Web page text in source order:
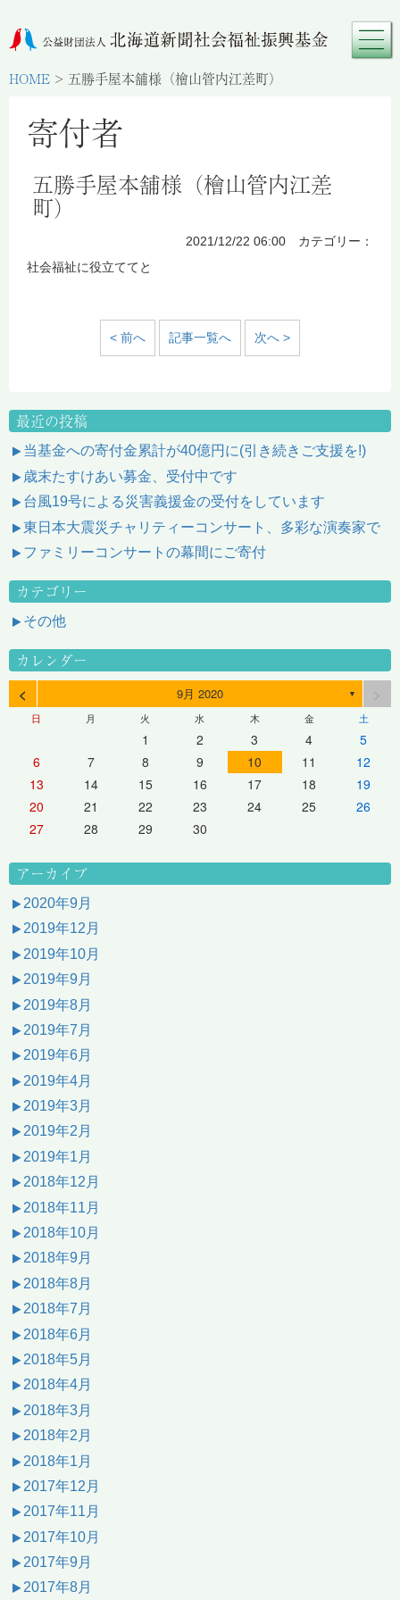
HOME > 五勝手屋本舗様（檜山管内江差町）
寄付者
五勝手屋本舗様（檜山管内江差
町）
2021/12/22 06:00 カテゴリー：
社会福祉に役立ててと
< 前へ 記事一覧へ 次へ >
最近の投稿
当基金への寄付金累計が40億円に(引き続きご支援を!)
歳末たすけあい募金、受付中です
台風19号による災害義援金の受付をしています
東日本大震災チャリティーコンサート、多彩な演奏家で
ファミリーコンサートの幕間にご寄付
カテゴリー
その他
カレンダー
< 9月 2020 ▼
日 月 火 水 木 金 土
1 2 3 4
5
6
7 8 9 10 11
12
13
14 15 16 17 18
19
20
21 22 23 24 25
26
27
28 29 30
アーカイブ
2020年9月
2019年12月
2019年10月
2019年9月
2019年8月
2019年7月
2019年6月
2019年4月
2019年3月
2019年2月
2019年1月
2018年12月
2018年11月
2018年10月
2018年9月
2018年8月
2018年7月
2018年6月
2018年5月
2018年4月
2018年3月
2018年2月
2018年1月
2017年12月
2017年11月
2017年10月
2017年9月
2017年8月